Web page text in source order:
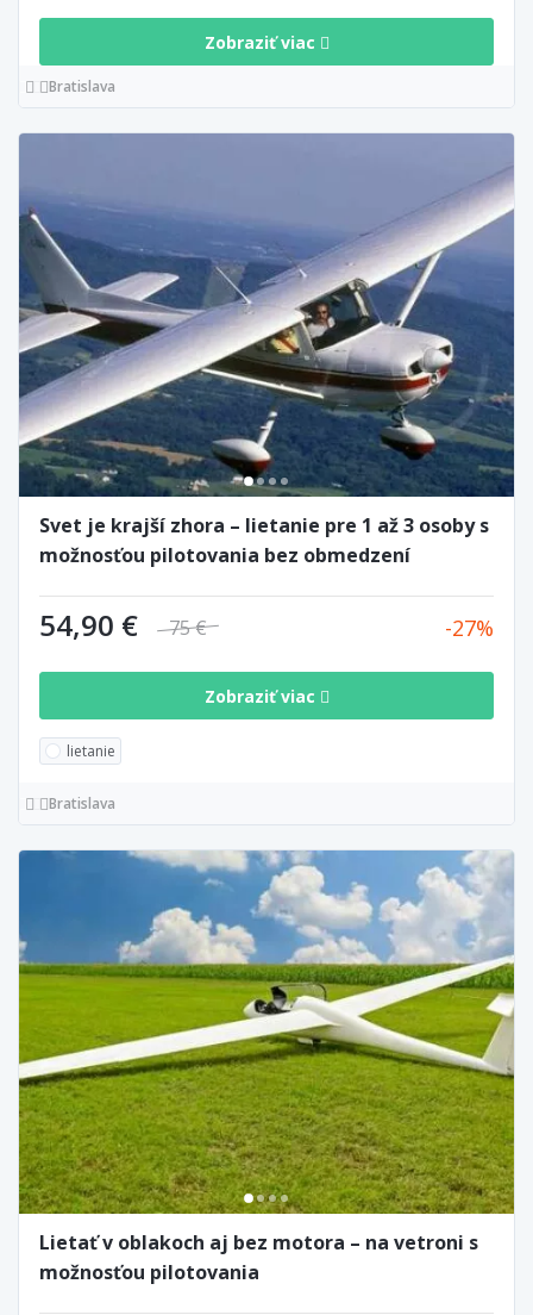
Zobraziť viac
Bratislava
Svet je krajší zhora – lietanie pre 1 až 3 osoby s
možnosťou pilotovania bez obmedzení
54,90 € 75 € 27
Zobraziť viac
lietanie
Bratislava
Lietať v oblakoch aj bez motora – na vetroni s
možnosťou pilotovania